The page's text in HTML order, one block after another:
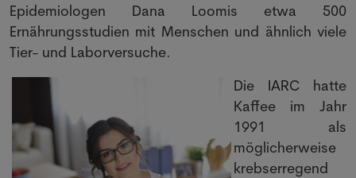
Epidemiologen Dana Loomis etwa 500
Ernährungsstudien mit Menschen und ähnlich viele
Tier- und Laborversuche.
Die IARC hatte
Kaffee im Jahr
1991 als
möglicherweise
krebserregend